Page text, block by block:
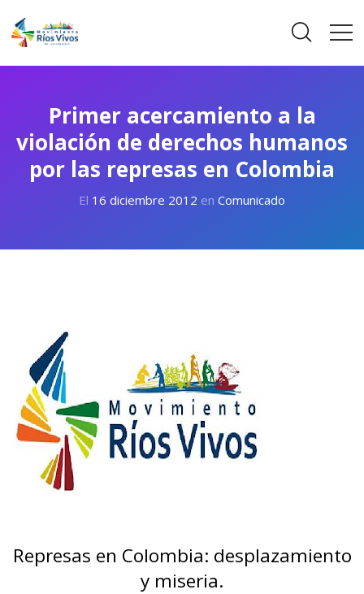
Primer acercamiento a la
violación de derechos humanos
por las represas en Colombia
El 16 diciembre 2012 en Comunicado
Represas en Colombia: desplazamiento
y miseria.